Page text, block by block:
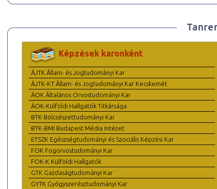
Képzések karonként
ÁJTK Állam- és Jogtudományi Kar
ÁJTK-KT Állam- és Jogtudományi Kar Kecskemét
ÁOK Általános Orvostudományi Kar
ÁOK-Külföldi Hallgatók Titkársága
BTK Bölcsészettudományi Kar
BTK-BMI Budapest Média Intézet
ETSZK Egészségtudományi és Szociális Képzési Kar
FOK Fogorvostudományi Kar
FOK-K Külföldi Hallgatók
GTK Gazdaságtudományi Kar
GYTK Gyógyszerésztudományi Kar